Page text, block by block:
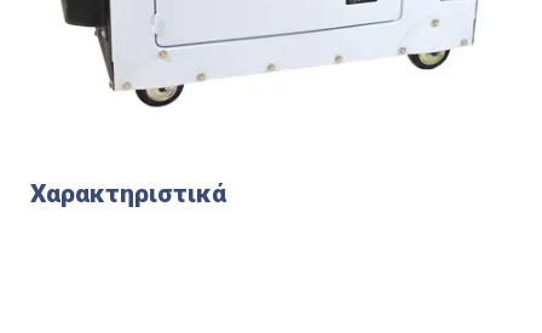
Χαρακτηριστικά